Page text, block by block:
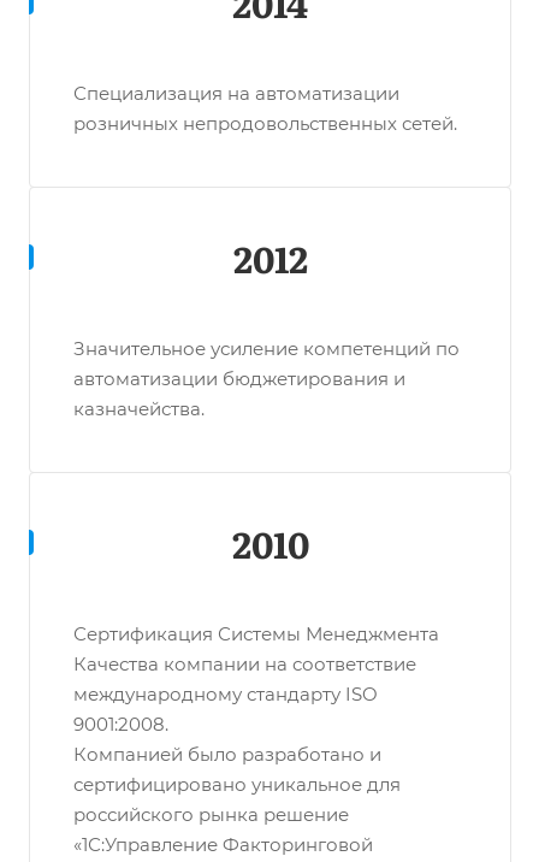
Специализация на автоматизации
розничных непродовольственных сетей.
2012
Значительное усиление компетенций по
автоматизации бюджетирования и
казначейства.
2010
Сертификация Системы Менеджмента
Качества компании на соответствие
международному стандарту ISO
9001:2008.
Компанией было разработано и
сертифицировано уникальное для
российского рынка решение
«1С:Управление Факторинговой